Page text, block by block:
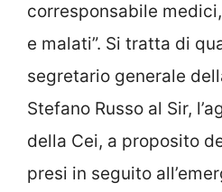
corresponsabile
e malati”. Si tratta di
segretario generale
Stefano Russo al Sir,
della Cei, a proposito
presi in seguito